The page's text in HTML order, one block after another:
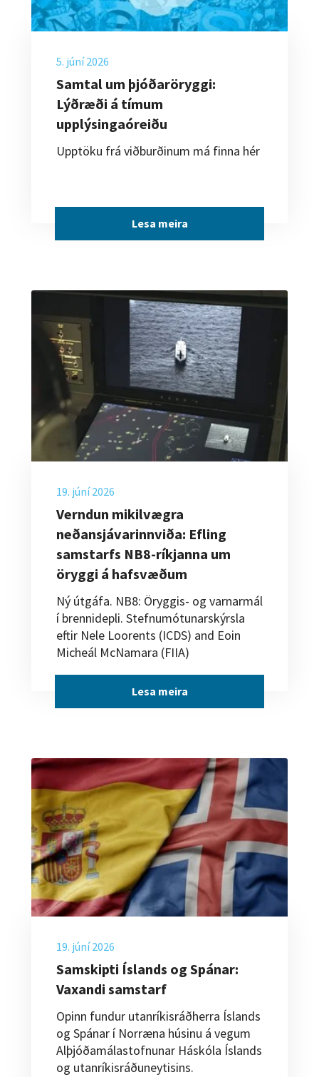
5. júní 2026
Samtal um þjóðaröryggi:
Lýðræði á tímum
upplýsingaóreiðu
Upptöku frá viðburðinum má finna hér
Lesa meira
19. júní 2026
Verndun mikilvægra
neðansjávarinnviða: Efling
samstarfs NB8-ríkjanna um
öryggi á hafsvæðum
Ný útgáfa. NB8: Öryggis- og varnarmál
í brennidepli. Stefnumótunarskýrsla
eftir Nele Loorents (ICDS) and Eoin
Micheál McNamara (FIIA)
Lesa meira
19. júní 2026
Samskipti Íslands og Spánar:
Vaxandi samstarf
Opinn fundur utanríkisráðherra Íslands
og Spánar í Norræna húsinu á vegum
Alþjóðamálastofnunar Háskóla Íslands
og utanríkisráðuneytisins.